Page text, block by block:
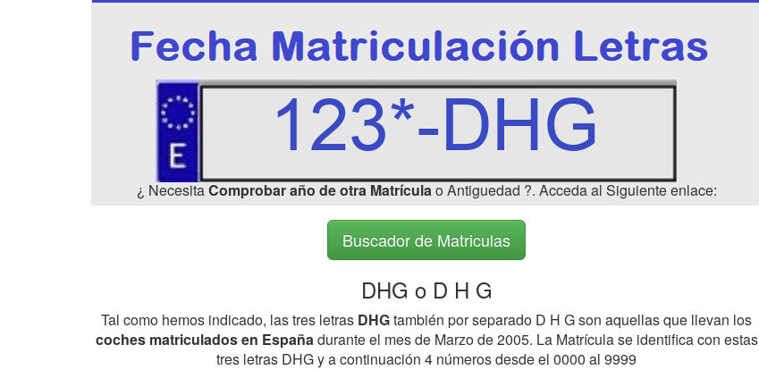
¿ NecesitaComprobar año de otra Matrículao Antiguedad ?. Acceda al Siguiente enlace:
Buscador de Matriculas
DHG o D H G
Tal como hemos indicado, las tres letras DHGtambién por separado D H G son aquellas que llevan los
coches matriculados en Españadurante el mes de Marzo de 2005. La Matrícula se identifica con estas
tres letras DHG y a continuación 4 números desde el 0000 al 9999